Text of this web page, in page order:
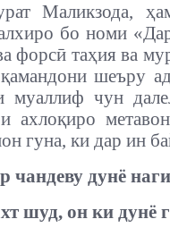
Маликзода,
бо номи
форсӣ таҳия ва
шеъру
муаллиф чун
ахлоқиро
гуна, ки дар ин
чандеву дунё
шуд, он ки дунё